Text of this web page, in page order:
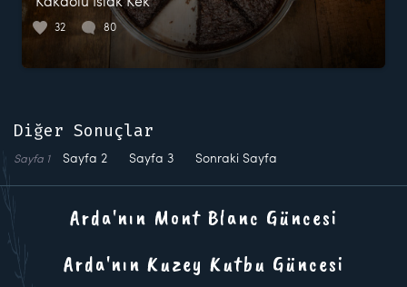
32 80
Diğer Sonuçlar
Sayfa 1 Sayfa 2 Sayfa 3 Sonraki Sayfa
Arda'nın Mont Blanc Güncesi
Arda'nın Kuzey Kutbu Güncesi